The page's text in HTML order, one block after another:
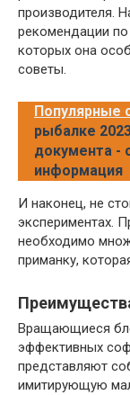
производителя.
рекомендации
которых она
советы.
Популярные
рыбалке
документа -
информация
И наконец, не
экспериментах.
необходимо
приманку,
Вращающиеся
эффективных
представляют
имитирующую